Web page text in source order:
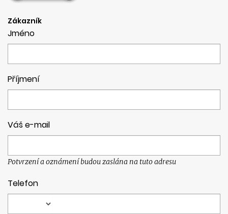
Zákazník
Jméno
Příjmení
Váš e-mail
Potvrzení a oznámení budou zaslána na tuto adresu
Telefon